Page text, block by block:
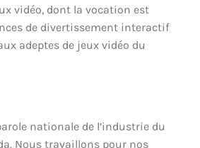
vidéo, dont la vocation est
de divertissement interactif
adeptes de jeux vidéo du
nationale de l’industrie du
Nous travaillons pour nos